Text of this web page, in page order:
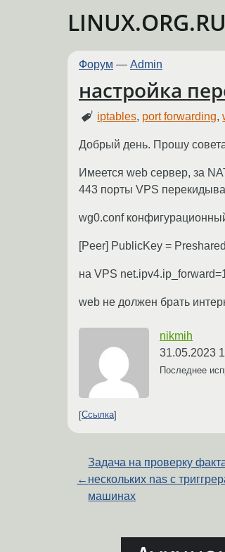
LINUX.ORG.RU
Форум — Admin
настройка
iptables, port forwarding,
Добрый день. Прошу
Имеется web сервер, за
443 порты VPS
wg0.conf
[Peer] PublicKey =
на VPS
web не должен брать
nikmih
31.05.2023
Последнее
Ссылка
←
Задача на проверку
нескольких nas с
машинах